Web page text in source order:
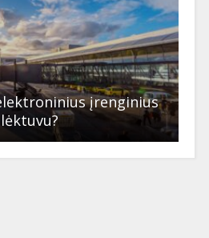
įrenginius